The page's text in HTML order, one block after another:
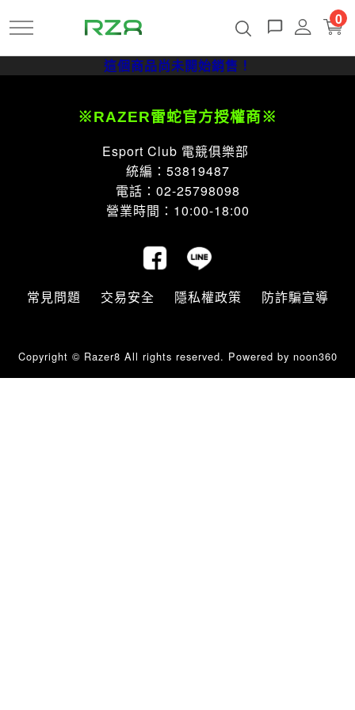
到
0
這個商品尚未開始銷售！
※RAZER雷蛇官方授權商※
Esport Club 電競俱樂部
統編：53819487
電話：02-25798098
營業時間：10:00-18:00
常見問題 交易安全 隱私權政策 防詐騙宣導
Copyright © Razer8 All rights reserved. Powered by noon360